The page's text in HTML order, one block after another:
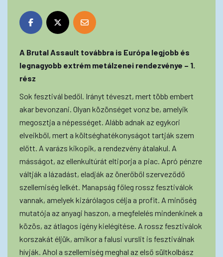
A Brutal Assault továbbra is Európa legjobb és
legnagyobb extrém metálzenei rendezvénye – 1.
rész
Sok fesztivál bedől. Irányt téveszt, mert több embert
akar bevonzani. Olyan közönséget vonz be, amelyik
megosztja a népességet. Alább adnak az egykori
elveikből, mert a költséghatékonyságot tartják szem
előtt. A varázs kikopik, a rendezvény átalakul. A
másságot, az ellenkultúrát eltiporja a piac. Apró pénzre
váltják a lázadást, eladják az önerőből szerveződő
szellemiség lelkét. Manapság főleg rossz fesztiválok
vannak, amelyek kizárólagos célja a profit. A minőség
mutatója az anyagi haszon, a megfelelés mindenkinek a
közös, az átlagos igény kielégítése. A rossz fesztiválok
korszakát éljük, amikor a falusi vurslit is fesztiválnak
hívják. Ahol a szellemiség meghal az első sültkolbász